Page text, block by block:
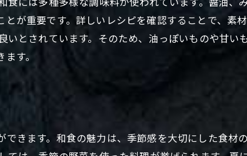
が重要です。詳しいレシピを確認することで、素
いとされています。そのため、油っぽいものや甘い
す。
きます。和食の魅力は、季節感を大切にした食材